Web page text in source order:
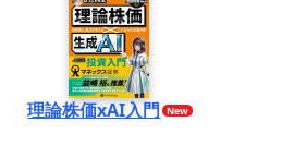
理論株価xAI入門